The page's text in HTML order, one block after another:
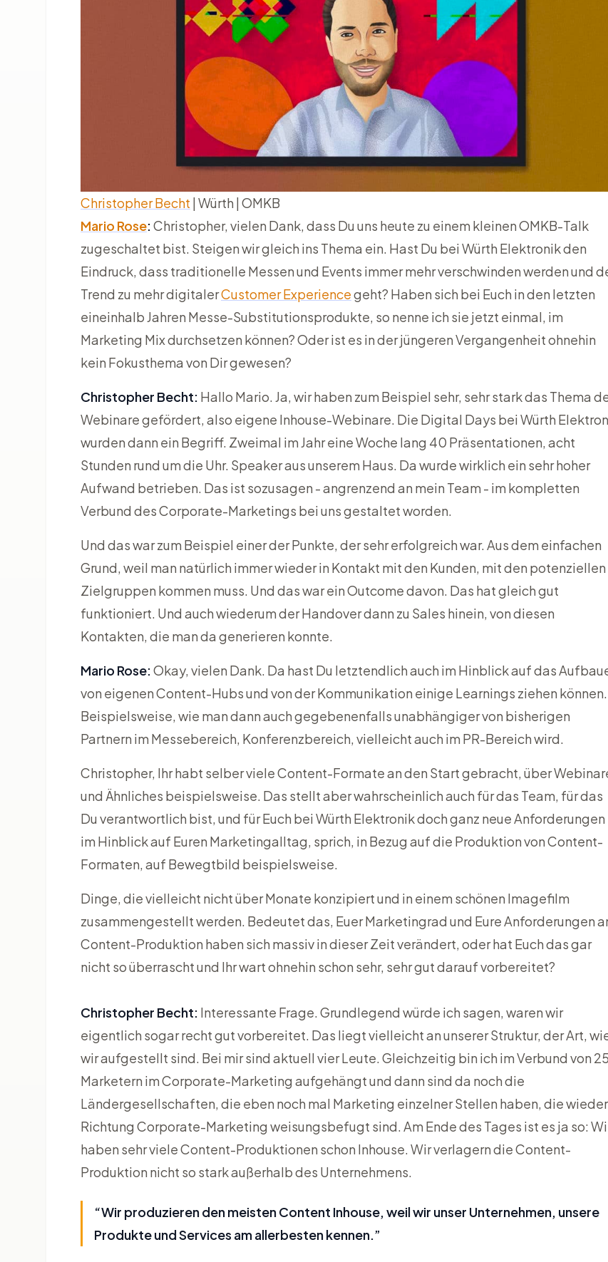
Christopher Becht | Würth | OMKB
Mario Rose:Christopher, vielen Dank, dass Du uns heute zu einem kleinen OMKB-Talk
zugeschaltet bist. Steigen wir gleich ins Thema ein. Hast Du bei Würth Elektronik den
Eindruck, dass traditionelle Messen und Events immer mehr verschwinden werden und
Trend zu mehr digitalerCustomer Experiencegeht? Haben sich bei Euch in den letzten
eineinhalb Jahren Messe-Substitutionsprodukte, so nenne ich sie jetzt einmal, im
Marketing Mix durchsetzen können? Oder ist es in der jüngeren Vergangenheit ohnehin
kein Fokusthema von Dir gewesen?
Christopher Becht: Hallo Mario. Ja, wir haben zum Beispiel sehr, sehr stark das Thema
Webinare gefördert, also eigene Inhouse-Webinare. Die Digital Days bei Würth
wurden dann ein Begriff. Zweimal im Jahr eine Woche lang 40 Präsentationen, acht
Stunden rund um die Uhr. Speaker aus unserem Haus. Da wurde wirklich ein sehr hoher
Aufwand betrieben. Das ist sozusagen - angrenzend an mein Team - im kompletten
Verbund des Corporate-Marketings bei uns gestaltet worden.
Und das war zum Beispiel einer der Punkte, der sehr erfolgreich war. Aus dem einfachen
Grund, weil man natürlich immer wieder in Kontakt mit den Kunden, mit den potenziellen
Zielgruppen kommen muss. Und das war ein Outcome davon. Das hat gleich gut
funktioniert. Und auch wiederum der Handover dann zu Sales hinein, von diesen
Kontakten, die man da generieren konnte.
Mario Rose:Okay, vielen Dank. Da hast Du letztendlich auch im Hinblick auf das
von eigenen Content-Hubs und von der Kommunikation einige Learnings ziehen können.
Beispielsweise, wie man dann auch gegebenenfalls unabhängiger von bisherigen
Partnern im Messebereich, Konferenzbereich, vielleicht auch im PR-Bereich wird.
Christopher, Ihr habt selber viele Content-Formate an den Start gebracht, über
und Ähnliches beispielsweise. Das stellt aber wahrscheinlich auch für das Team, für das
Du verantwortlich bist, und für Euch bei Würth Elektronik doch ganz neue Anforderungen
im Hinblick auf Euren Marketingalltag, sprich, in Bezug auf die Produktion von Content-
Formaten, auf Bewegtbild beispielsweise.
Dinge, die vielleicht nicht über Monate konzipiert und in einem schönen Imagefilm
zusammengestellt werden. Bedeutet das, Euer Marketingrad und Eure Anforderungen
Content-Produktion haben sich massiv in dieser Zeit verändert, oder hat Euch das gar
nicht so überrascht und Ihr wart ohnehin schon sehr, sehr gut darauf vorbereitet?
Christopher Becht: Interessante Frage. Grundlegend würde ich sagen, waren wir
eigentlich sogar recht gut vorbereitet. Das liegt vielleicht an unserer Struktur, der Art,
wir aufgestellt sind. Bei mir sind aktuell vier Leute. Gleichzeitig bin ich im Verbund von 25
Marketern im Corporate-Marketing aufgehängt und dann sind da noch die
Ländergesellschaften, die eben noch mal Marketing einzelner Stellen haben, die
Richtung Corporate-Marketing weisungsbefugt sind. Am Ende des Tages ist es ja so:
haben sehr viele Content-Produktionen schon Inhouse. Wir verlagern die Content-
Produktion nicht so stark außerhalb des Unternehmens.
“Wir produzieren den meisten Content Inhouse, weil wir unser Unternehmen, unsere
Produkte und Services am allerbesten kennen.”